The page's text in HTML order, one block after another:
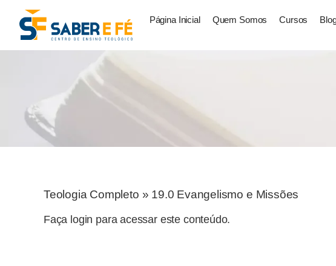
Página Inicial Quem Somos Cursos
Teologia Completo » 19.0 Evangelismo e Missões
Faça login para acessar este conteúdo.